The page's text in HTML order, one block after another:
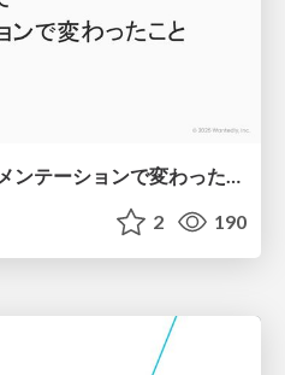
Devinを導入してドキュメンテーションで変わったこと
2 190